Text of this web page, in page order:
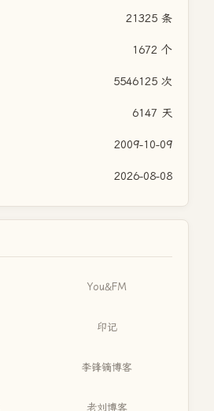
21325 条
1672 个
5546125 次
6147 天
2009-10-09
2026-08-08
You&FM
印记
李锋镝博客
老刘博客